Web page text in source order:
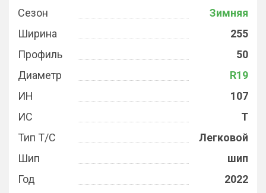
Сезон
Зимняя
Ширина
255
Профиль
50
Диаметр
R19
ИН
107
ИС
T
Тип Т/С
Легковой
Шип
шип
Год
2022